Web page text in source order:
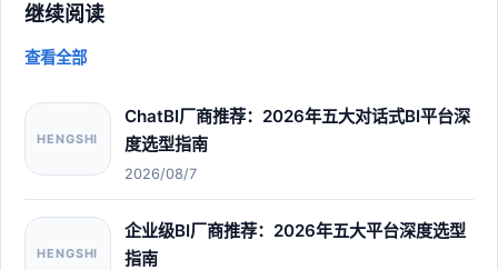
继续阅读
查看全部
HENGSHI
ChatBI厂商推荐：2026年五大对话式BI平台深
度选型指南
2026/08/7
HENGSHI
企业级BI厂商推荐：2026年五大平台深度选型
指南